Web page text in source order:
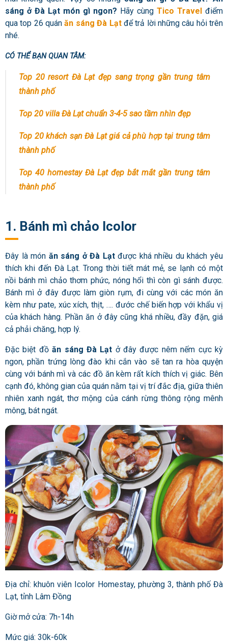
sáng ở Đà Lạt món gì ngon? Hãy cùng Tico Travel điểm
qua top 26 quánăn sáng Đà Lạtđể trả lời những câu hỏi trên
nhé.
CÓ THỂ BẠN QUAN TÂM:
Top 20 resort Đà Lạt đẹp sang trọng gần trung tâm
thành phố
Top 20 villa Đà Lạt chuẩn 3-4-5 sao tầm nhìn đẹp
Top 20 khách sạn Đà Lạt giá cả phù hợp tại trung tâm
thành phố
Top 40 homestay Đà Lạt đẹp bắt mắt gần trung tâm
thành phố
1. Bánh mì chảo Icolor
Đây là món ăn sáng ở Đà Lạtđược khá nhiều du khách yêu
thích khi đến Đà Lạt. Trong thời tiết mát mẻ, se lạnh có một
nồi bánh mì chảo thơm phức, nóng hổi thì còn gì sánh được.
Bánh mì ở đây được làm giòn rụm, đi cùng với các món ăn
kèm như pate, xúc xích, thịt, …. đước chế biến hợp với khẩu vị
của khách hàng. Phần ăn ở đây cũng khá nhiều, đầy đặn, giá
cả phải chăng, hợp lý.
Đặc biệt đồăn sáng Đà Lạt ở đây được nêm nếm cực kỳ
ngon, phần trứng lòng đào khi cắn vào sẽ tan ra hòa quyện
cùng với bánh mì và các đồ ăn kèm rất kích thích vị giác. Bên
cạnh đó, không gian của quán nằm tại vị trí đắc địa, giữa thiên
nhiên xanh ngát, thơ mộng của cánh rừng thông rộng mênh
mông, bát ngát.
Địa chỉ: khuôn viên Icolor Homestay, phường 3, thành phố Đà
Lạt, tỉnh Lâm Đồng
Giờ mở cửa: 7h-14h
Mức giá: 30k-60k